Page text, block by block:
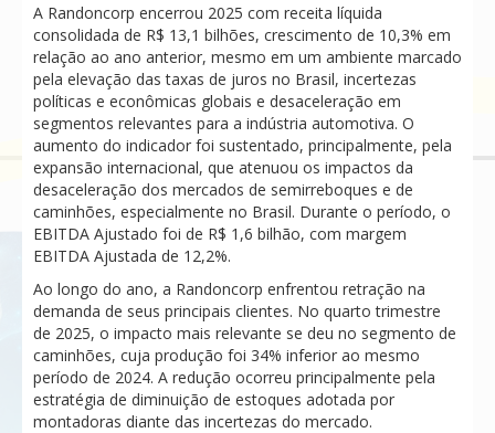
A Randoncorp encerrou 2025 com receita líquida
consolidada de R$ 13,1 bilhões, crescimento de 10,3% em
relação ao ano anterior, mesmo em um ambiente marcado
pela elevação das taxas de juros no Brasil, incertezas
políticas e econômicas globais e desaceleração em
segmentos relevantes para a indústria automotiva. O
aumento do indicador foi sustentado, principalmente, pela
expansão internacional, que atenuou os impactos da
desaceleração dos mercados de semirreboques e de
caminhões, especialmente no Brasil. Durante o período, o
EBITDA Ajustado foi de R$ 1,6 bilhão, com margem
EBITDA Ajustada de 12,2%.
Ao longo do ano, a Randoncorp enfrentou retração na
demanda de seus principais clientes. No quarto trimestre
de 2025, o impacto mais relevante se deu no segmento de
caminhões, cuja produção foi 34% inferior ao mesmo
período de 2024. A redução ocorreu principalmente pela
estratégia de diminuição de estoques adotada por
montadoras diante das incertezas do mercado.